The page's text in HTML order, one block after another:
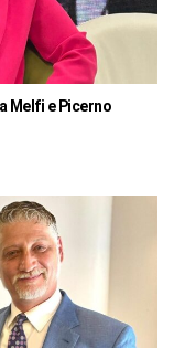
Melfi e Picerno